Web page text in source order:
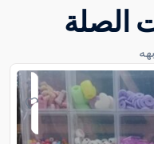
الصلة